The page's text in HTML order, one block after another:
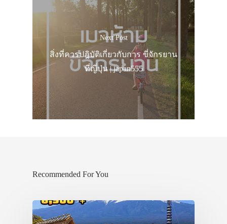
Next Post
สิ่งที่ควรปฎิบัติเกี่ยวกับการ ขี่จักรยาน
ที่ญี่ปุ่น | japan555
Recommended For You